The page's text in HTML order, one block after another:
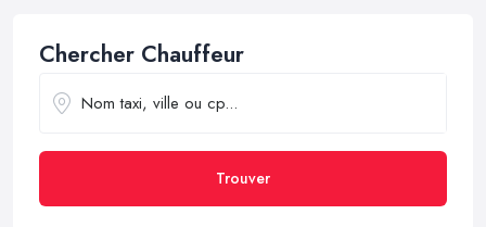
Chercher Chauffeur
Trouver